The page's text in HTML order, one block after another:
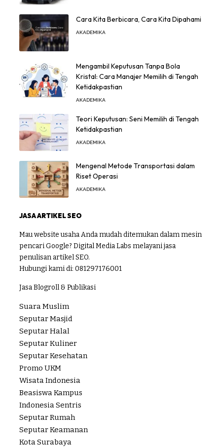
Cara Kita Berbicara, Cara Kita Dipahami
AKADEMIKA
Mengambil Keputusan Tanpa Bola
Kristal: Cara Manajer Memilih di Tengah
Ketidakpastian
AKADEMIKA
Teori Keputusan: Seni Memilih di Tengah
Ketidakpastian
AKADEMIKA
Mengenal Metode Transportasi dalam
Riset Operasi
AKADEMIKA
JASA ARTIKEL SEO
Mau website usaha Anda mudah ditemukan dalam mesin
pencari Google? Digital Media Labs melayani jasa
penulisan artikel SEO.
Hubungi kami di: 081297176001
Jasa Blogroll & Publikasi
Suara Muslim
Seputar Masjid
Seputar Halal
Seputar Kuliner
Seputar Kesehatan
Promo UKM
Wisata Indonesia
Beasiswa Kampus
Indonesia Sentris
Seputar Rumah
Seputar Keamanan
Kota Surabaya